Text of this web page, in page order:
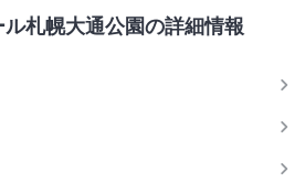
札幌大通公園の詳細情報